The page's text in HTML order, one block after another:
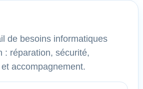
de besoins informatiques
: réparation, sécurité,
accompagnement.